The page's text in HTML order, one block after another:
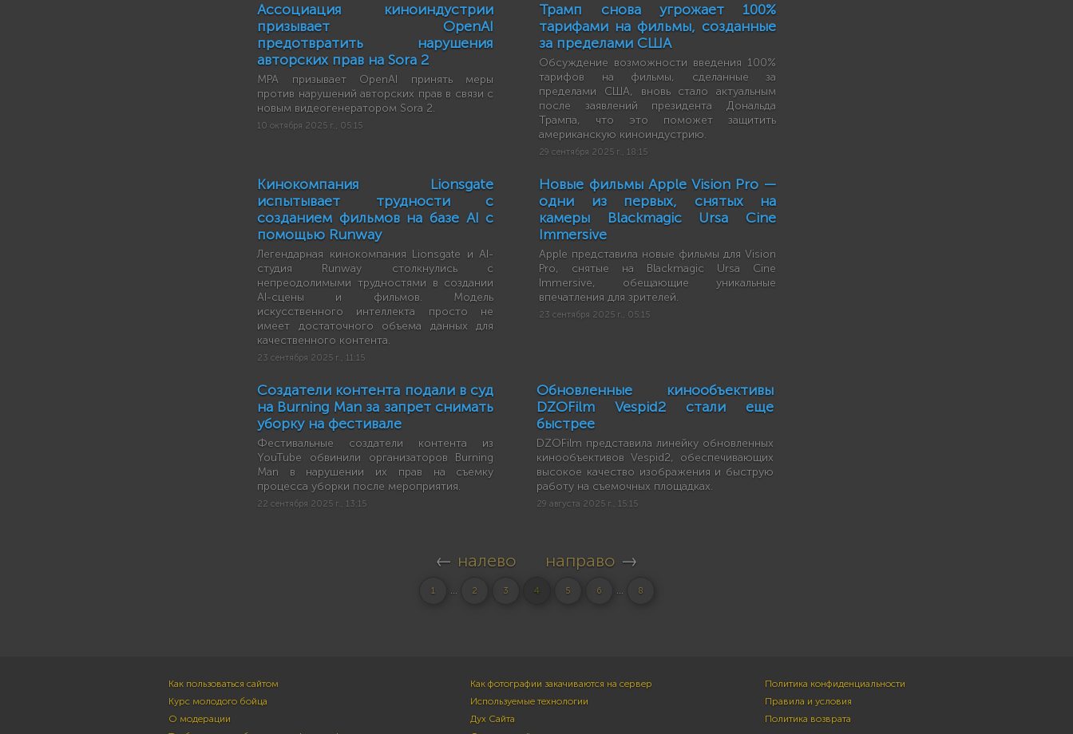
Ассоциация киноиндустрии
призывает OpenAI
предотвратить нарушения
авторских прав на Sora 2
MPA призывает OpenAI принять меры
против нарушений авторских прав в связи с
новым видеогенератором Sora 2.
10 октября 2025 г., 05:15
Трамп снова угрожает 100%
тарифами на фильмы, созданные
за пределами США
Обсуждение возможности введения 100%
тарифов на фильмы, сделанные за
пределами США, вновь стало актуальным
после заявлений президента Дональда
Трампа, что это поможет защитить
американскую киноиндустрию.
29 сентября 2025 г., 18:15
Кинокомпания Lionsgate
испытывает трудности с
созданием фильмов на базе AI с
помощью Runway
Легендарная кинокомпания Lionsgate и AI-
студия Runway столкнулись с
непреодолимыми трудностями в создании
AI-сцены и фильмов. Модель
искусственного интеллекта просто не
имеет достаточного объема данных для
качественного контента.
23 сентября 2025 г., 11:15
Новые фильмы Apple Vision Pro —
одни из первых, снятых на
камеры Blackmagic Ursa Cine
Immersive
Apple представила новые фильмы для Vision
Pro, снятые на Blackmagic Ursa Cine
Immersive, обещающие уникальные
впечатления для зрителей.
23 сентября 2025 г., 05:15
Создатели контента подали в суд
на Burning Man за запрет снимать
уборку на фестивале
Фестивальные создатели контента из
YouTube обвинили организаторов Burning
Man в нарушении их прав на съемку
процесса уборки после мероприятия.
22 сентября 2025 г., 13:15
Обновленные кинообъективы
DZOFilm Vespid2 стали еще
быстрее
DZOFilm представила линейку обновленных
кинообъективов Vespid2, обеспечивающих
высокое качество изображения и быструю
работу на съемочных площадках.
29 августа 2025 г., 15:15
← налево направо →
1 ... 2 3 4 5 6 ... 8
Как пользоваться сайтом
Курс молодого бойца
О модерации
Как фотографии закачиваются на сервер
Используемые технологии
Дух Сайта
Политика конфиденциальности
Правила и условия
Политика возврата